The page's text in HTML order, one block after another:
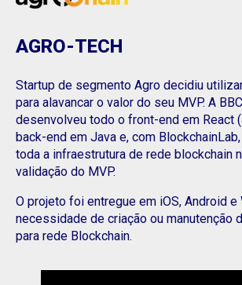
AGRO-TECH
Startup de segmento Agro decidiu
para alavancar o valor do seu MVP. A
desenvolveu todo o front-end em React
back-end em Java e, com
toda a infraestrutura de rede blockchain
validação do MVP.
O projeto foi entregue em iOS, Android e
necessidade de criação ou manutenção
para rede Blockchain.